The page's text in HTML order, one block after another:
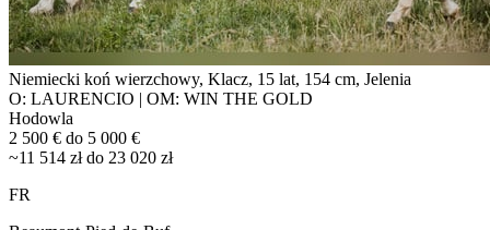
Niemiecki koń wierzchowy, Klacz, 15 lat, 154 cm, Jelenia
O: LAURENCIO | OM: WIN THE GOLD
Hodowla
2 500 € do 5 000 €
~11 514 zł do 23 020 zł
FR